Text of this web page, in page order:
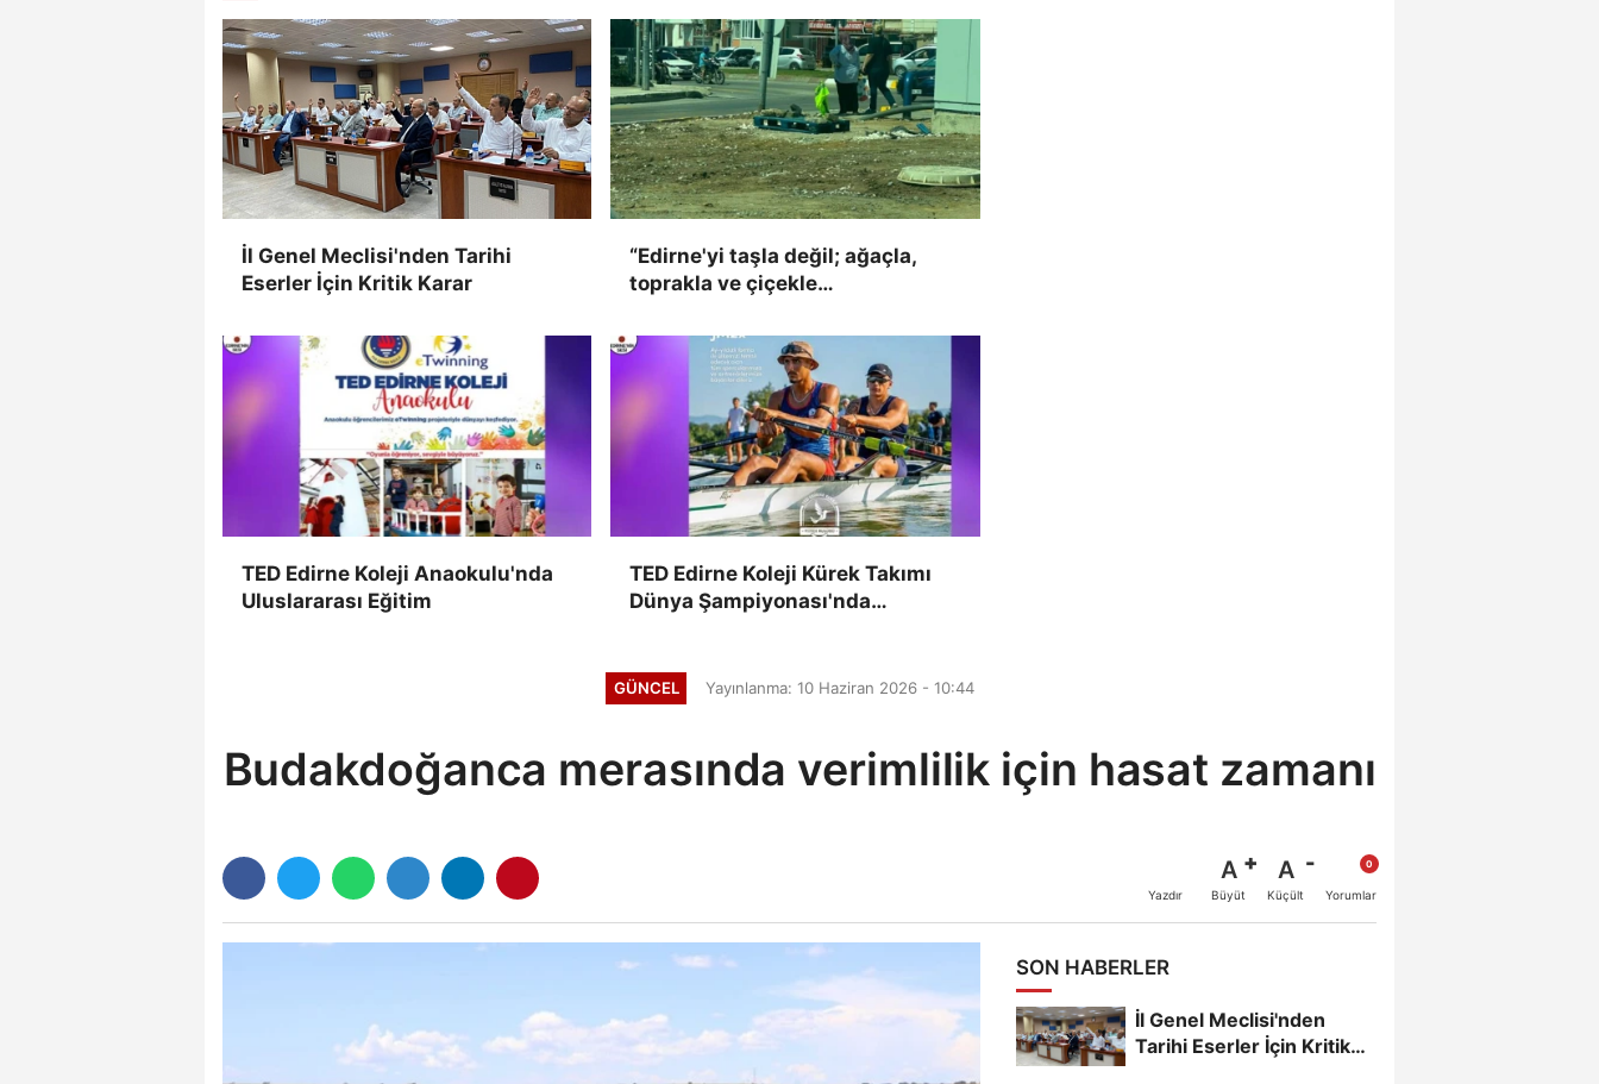
İl Genel Meclisi'nden Tarihi
Eserler İçin Kritik Karar
“Edirne'yi taşla değil; ağaçla,
toprakla ve çiçekle
TED Edirne Koleji Anaokulu'nda
Uluslararası Eğitim
TED Edirne Koleji Kürek Takımı
Dünya Şampiyonası'nda
GÜNCEL Yayınlanma: 10 Haziran 2026 - 10:44
Budakdoğanca merasında verimlilik için hasat zamanı
Yazdır
A
Büyüt
A
Küçült Yorumlar
SON HABERLER
İl Genel Meclisi'nden
Tarihi Eserler İçin Kritik